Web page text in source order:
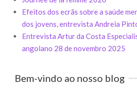
Efeitos dos ecrãs sobre a saúde
dos jovens, entrevista Andreia
Entrevista Artur da Costa
angolano 28 de novembro 2025
Bem-vindo ao nosso blog